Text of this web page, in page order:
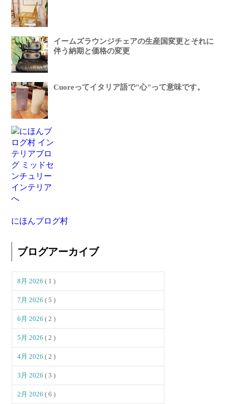
イームズラウンジチェアの生産国変更とそれに
伴う納期と価格の変更
Cuoreってイタリア語で"心"って意味です。
にほんブログ村
ブログアーカイブ
8月 2026( 1 )
7月 2026( 5 )
6月 2026( 2 )
5月 2026( 2 )
4月 2026( 2 )
3月 2026( 3 )
2月 2026( 6 )